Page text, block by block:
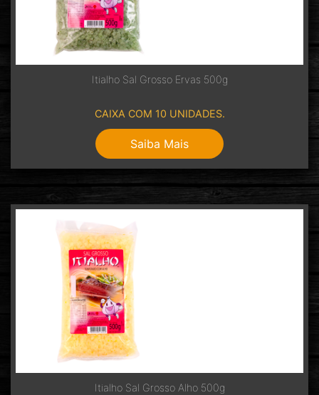
Itialho Sal Grosso Ervas 500g
CAIXA COM 10 UNIDADES.
Saiba Mais
Itialho Sal Grosso Alho 500g